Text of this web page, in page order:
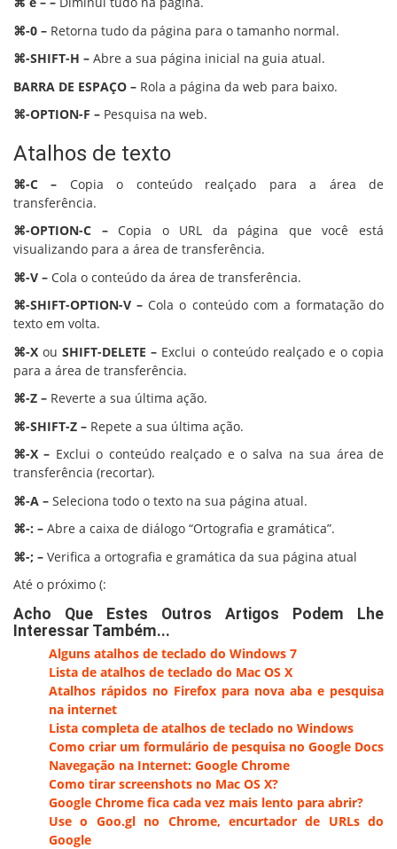
⌘-0 – Retorna tudo da página para o tamanho normal.
⌘-SHIFT-H – Abre a sua página inicial na guia atual.
BARRA DE ESPAÇO – Rola a página da web para baixo.
⌘-OPTION-F – Pesquisa na web.
Atalhos de texto
⌘-C – Copia o conteúdo realçado para a área de
transferência.
⌘-OPTION-C – Copia o URL da página que você está
visualizando para a área de transferência.
⌘-V – Cola o conteúdo da área de transferência.
⌘-SHIFT-OPTION-V – Cola o conteúdo com a formatação do
texto em volta.
⌘-X ouSHIFT-DELETE – Exclui o conteúdo realçado e o copia
para a área de transferência.
⌘-Z – Reverte a sua última ação.
⌘-SHIFT-Z – Repete a sua última ação.
⌘-X – Exclui o conteúdo realçado e o salva na sua área de
transferência (recortar).
⌘-A – Seleciona todo o texto na sua página atual.
⌘-: – Abre a caixa de diálogo “Ortografia e gramática”.
⌘-; – Verifica a ortografia e gramática da sua página atual
Até o próximo (:
Acho Que Estes Outros Artigos Podem Lhe
Interessar Também...
Alguns atalhos de teclado do Windows 7
Lista de atalhos de teclado do Mac OS X
Atalhos rápidos no Firefox para nova aba e pesquisa
na internet
Lista completa de atalhos de teclado no Windows
Como criar um formulário de pesquisa no Google Docs
Navegação na Internet: Google Chrome
Como tirar screenshots no Mac OS X?
Google Chrome fica cada vez mais lento para abrir?
Use o Goo.gl no Chrome, encurtador de URLs do
Google